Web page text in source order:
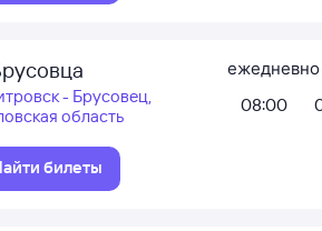
- Брусовец,
область
билеты
ежедневно
08:00